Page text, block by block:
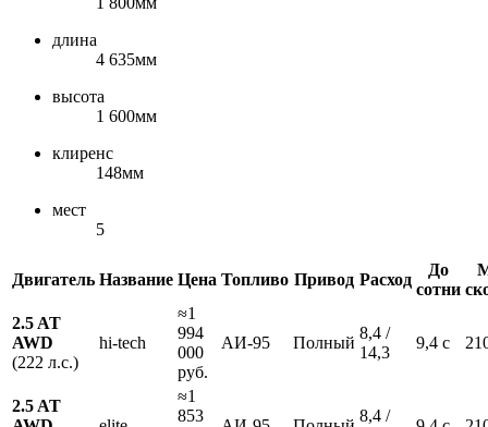
длина
4 635мм
высота
1 600мм
клиренс
148мм
мест
5
Двигатель Название Цена Топливо Привод Расход
До
сотни
2.5 AT
AWD
(222 л.с.)
hi-tech
≈1
994
000
руб.
АИ-95 Полный
8,4 /
14,3
9,4 с
2.5 AT
≈1
853
8,4 /